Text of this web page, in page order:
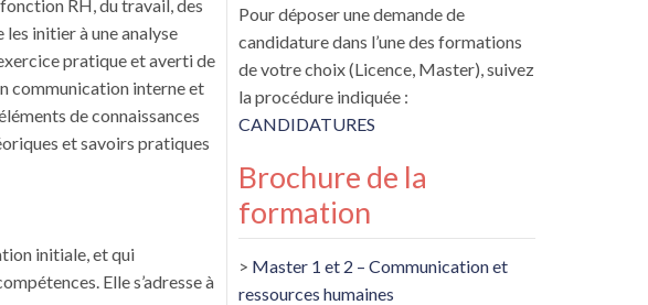
RH, du travail, des
initier à une analyse
pratique et averti de
communication interne et
de connaissances
et savoirs pratiques
initiale, et qui
Elle s’adresse à
Pour déposer une demande de
candidature dans l’une des formations
de votre choix (Licence, Master), suivez
la procédure indiquée :
CANDIDATURES
Brochure de la
formation
> Master 1 et 2 – Communication et
ressources humaines